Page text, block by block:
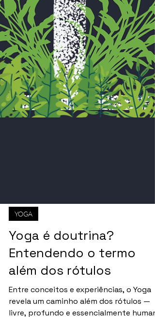
Entendendo o termo
além dos rótulos